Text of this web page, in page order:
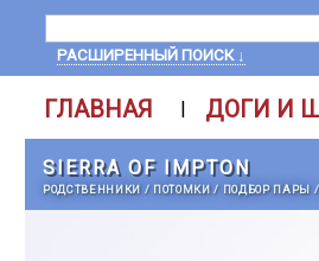
РАСШИРЕННЫЙ ПОИСК ↓
ГЛАВНАЯ | ДОГИ И
SIERRA OF IMPTON
РОДСТВЕННИКИ / ПОТОМКИ/ ПОДБОР ПАРЫ /